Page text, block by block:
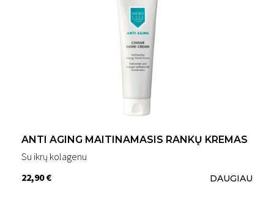
ANTI AGING MAITINAMASIS RANKŲ KREMAS
Su ikrų kolagenu
22,90 €
DAUGIAU